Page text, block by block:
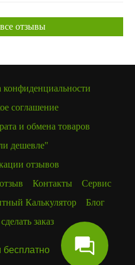
отзывы
соглашение
и обмена товаров
дешевле"
отзывов
Контакты
Сервис
Калькулятор
Блог
заказ
бесплатно